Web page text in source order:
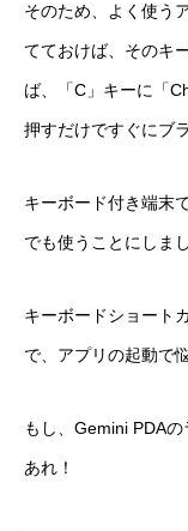
そのため、よく使う
てておけば、そのキ
ば、「C」キーに「
押すだけですぐにブ
キーボード付き端末
でも使うことにしまし
キーボードショート
で、アプリの起動で
もし、Gemini PDA
あれ！